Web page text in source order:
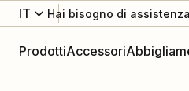
IT Hai bisogno di
ProdottiAccessori